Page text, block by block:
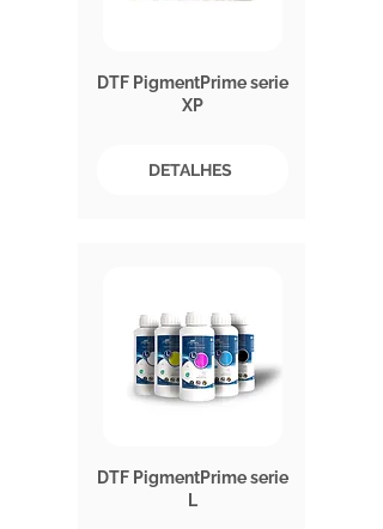
DTF PigmentPrime serie
XP
DETALHES
DTF PigmentPrime serie
L